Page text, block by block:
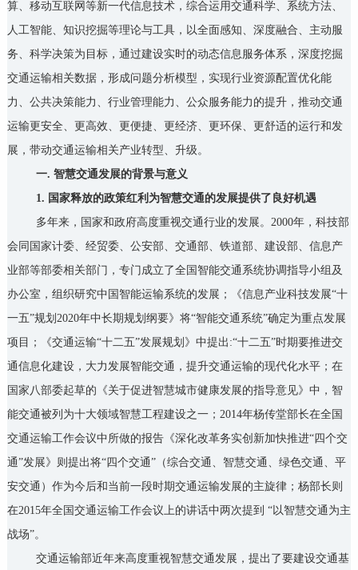
算、移动互联网等新一代信息技术，综合运用交通科学、系统方法、
人工智能、知识挖掘等理论与工具，以全面感知、深度融合、主动服
务、科学决策为目标，通过建设实时的动态信息服务体系，深度挖掘
交通运输相关数据，形成问题分析模型，实现行业资源配置优化能
力、公共决策能力、行业管理能力、公众服务能力的提升，推动交通
运输更安全、更高效、更便捷、更经济、更环保、更舒适的运行和发
展，带动交通运输相关产业转型、升级。
一. 智慧交通发展的背景与意义
1. 国家释放的政策红利为智慧交通的发展提供了良好机遇
多年来，国家和政府高度重视交通行业的发展。2000年，科技部
会同国家计委、经贸委、公安部、交通部、铁道部、建设部、信息产
业部等部委相关部门，专门成立了全国智能交通系统协调指导小组及
办公室，组织研究中国智能运输系统的发展；《信息产业科技发展“十
一五”规划2020年中长期规划纲要》将“智能交通系统”确定为重点发展
项目；《交通运输“十二五”发展规划》中提出:“十二五”时期要推进交
通信息化建设，大力发展智能交通，提升交通运输的现代化水平；在
国家八部委起草的《关于促进智慧城市健康发展的指导意见》中，智
能交通被列为十大领域智慧工程建设之一；2014年杨传堂部长在全国
交通运输工作会议中所做的报告《深化改革务实创新加快推进“四个交
通”发展》则提出将“四个交通”（综合交通、智慧交通、绿色交通、平
安交通）作为今后和当前一段时期交通运输发展的主旋律；杨部长则
在2015年全国交通运输工作会议上的讲话中两次提到 “以智慧交通为主
战场”。
交通运输部近年来高度重视智慧交通发展，提出了要建设交通基